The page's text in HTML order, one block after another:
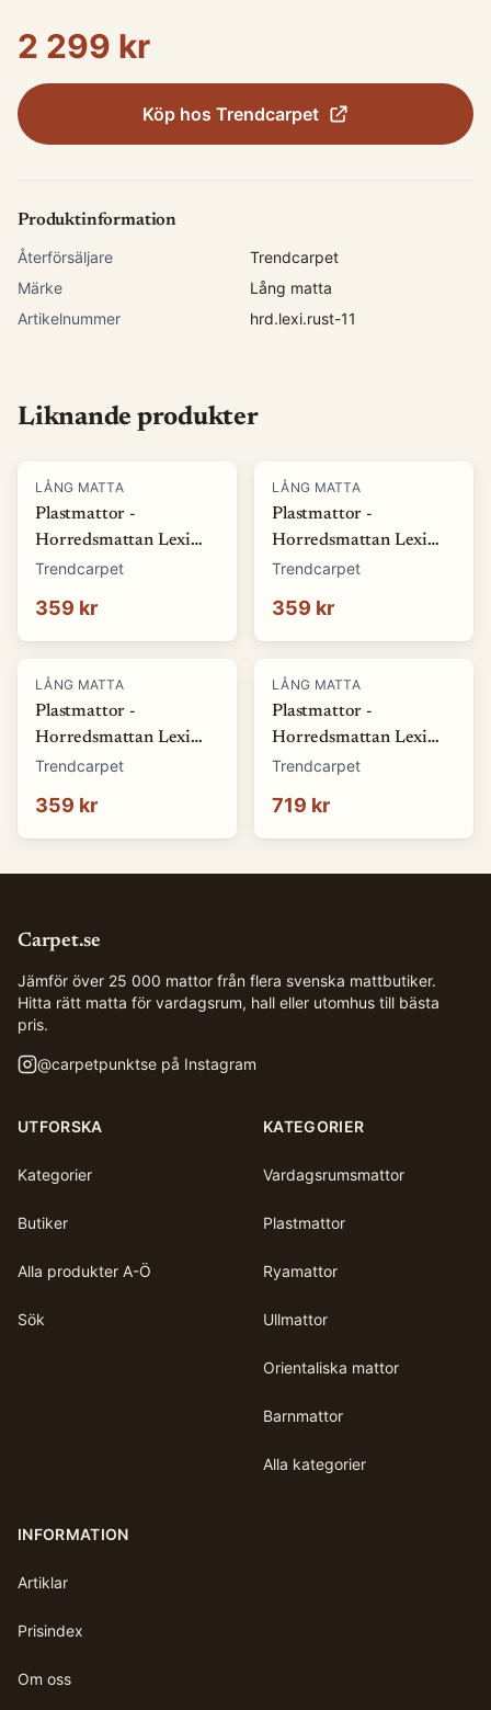
2 299 kr
Köp hos Trendcarpet
Produktinformation
Återförsäljare
Trendcarpet
Märke
Lång matta
Artikelnummer
hrd.lexi.rust-11
Liknande produkter
LÅNG MATTA
Plastmattor -
Horredsmattan Lexi
(grön) (Storlek: 70 x 50
Trendcarpet
359 kr
LÅNG MATTA
Plastmattor -
Horredsmattan Lexi
(blå) (Storlek: 70 x 50
Trendcarpet
359 kr
LÅNG MATTA
Plastmattor -
Horredsmattan Lexi
(orange) (Storlek: 70 x
Trendcarpet
359 kr
LÅNG MATTA
Plastmattor -
Horredsmattan Lexi
(grön) (Storlek: 70 x
Trendcarpet
719 kr
Carpet.se
Jämför över 25 000 mattor från flera svenska mattbutiker.
Hitta rätt matta för vardagsrum, hall eller utomhus till bästa
pris.
@carpetpunktse på Instagram
UTFORSKA
Kategorier
Butiker
Alla produkter A-Ö
Sök
KATEGORIER
Vardagsrumsmattor
Plastmattor
Ryamattor
Ullmattor
Orientaliska mattor
Barnmattor
Alla kategorier
INFORMATION
Artiklar
Prisindex
Om oss